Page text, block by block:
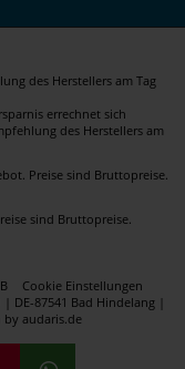
des Herstellers am Tag
errechnet sich
des Herstellers am
Preise sind Bruttopreise.
sind Bruttopreise.
Cookie Einstellungen
DE-87541 Bad Hindelang |
by audaris.de